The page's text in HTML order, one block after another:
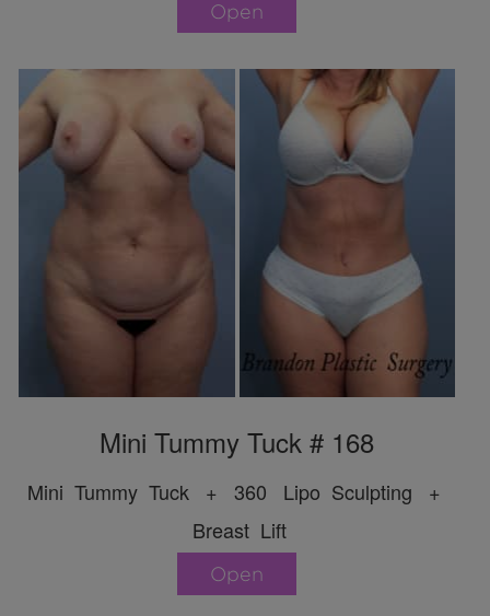
Open
Mini Tummy Tuck # 168
Mini Tummy Tuck + 360 Lipo Sculpting +
Breast Lift
Open